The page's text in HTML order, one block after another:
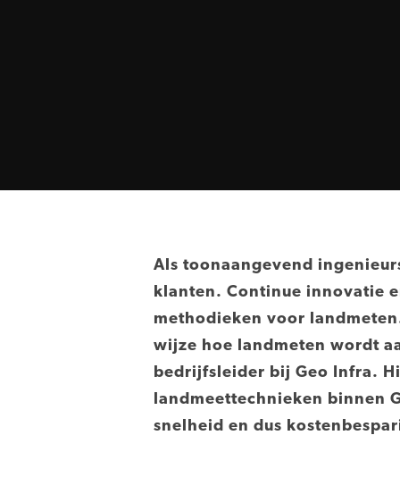
Als toonaangevend
klanten. Continue innovatie
methodieken voor
wijze hoe landmeten wordt
bedrijfsleider bij Geo Infra.
landmeettechnieken binnen
snelheid en dus